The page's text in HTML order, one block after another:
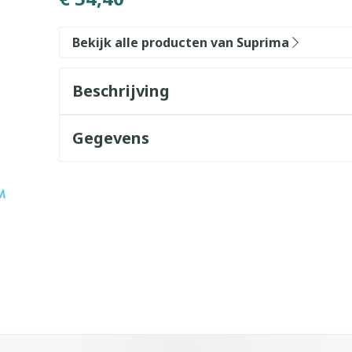
Bekijk alle producten van Suprima
Beschrijving
Gegevens